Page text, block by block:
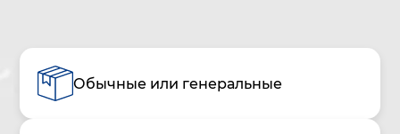
Обычные или генеральные